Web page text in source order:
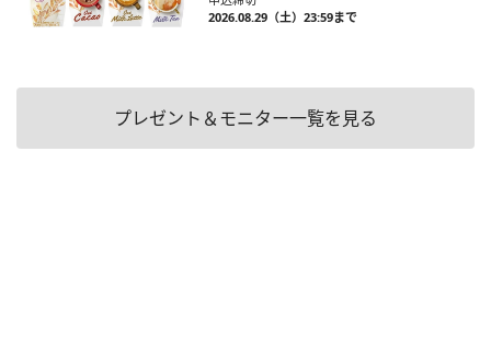
2026.08.29（土）23:59まで
プレゼント＆モニター一覧を見る